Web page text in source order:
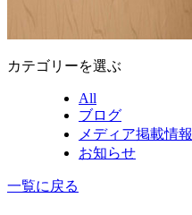
カテゴリーを選ぶ
All
ブログ
メディア掲載情報
お知らせ
一覧に戻る